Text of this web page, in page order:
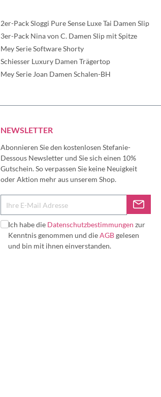
2er-Pack Sloggi Pure Sense Luxe Tai Damen Slip
3er-Pack Nina von C. Damen Slip mit Spitze
Mey Serie Software Shorty
Schiesser Luxury Damen Trägertop
Mey Serie Joan Damen Schalen-BH
NEWSLETTER
Abonnieren Sie den kostenlosen Stefanie-
Dessous Newsletter und Sie sich einen 10%
Gutschein. So verpassen Sie keine Neuigkeit
oder Aktion mehr aus unserem Shop.
Ich habe die Datenschutzbestimmungen zur
Kenntnis genommen und dieAGBgelesen
und bin mit ihnen einverstanden.